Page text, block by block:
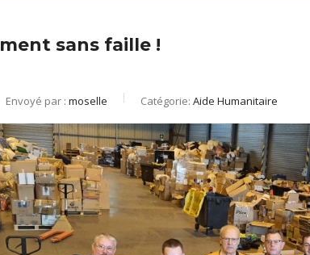
sans faille !
Envoyé par : moselle Catégorie: Aide Humanitaire